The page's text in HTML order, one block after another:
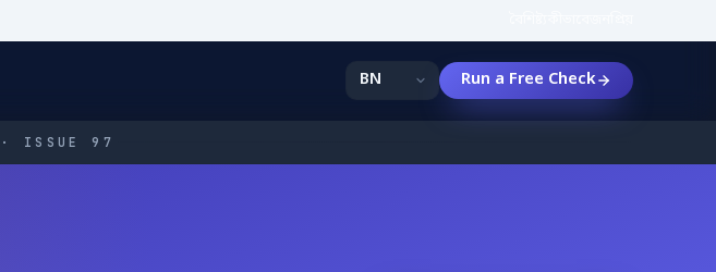
Run a Free Check
· ISSUE 97